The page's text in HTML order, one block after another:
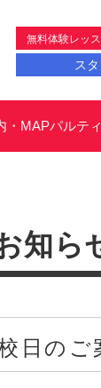
無料体験レッ
ス
・MAPパルテ
知ら
日のご